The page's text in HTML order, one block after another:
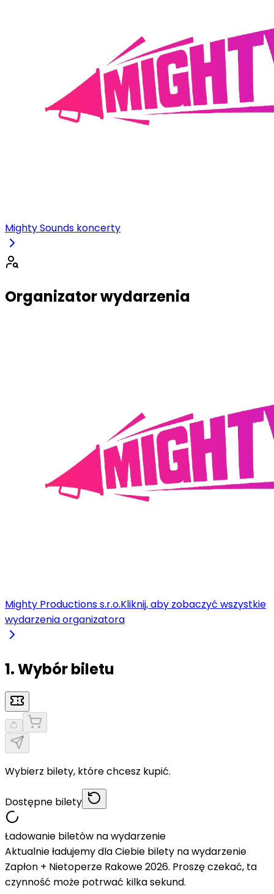
Mighty Sounds koncerty
Organizator wydarzenia
Mighty Productions s.r.o.Kliknij, aby zobaczyć wszystkie
wydarzenia organizatora
1. Wybór biletu
Wybierz bilety, które chcesz kupić.
Dostępne bilety
Ładowanie biletów na wydarzenie
Aktualnie ładujemy dla Ciebie bilety na wydarzenie
Zapłon + Nietoperze Rakowe 2026. Proszę czekać, ta
czynność może potrwać kilka sekund.